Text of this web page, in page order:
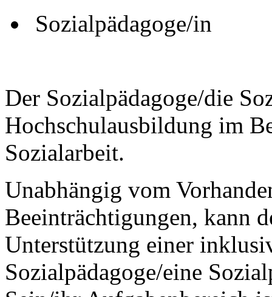
Sozialpädagoge/in
Der Sozialpädagoge/die
Hochschulausbildung im
Sozialarbeit.
Unabhängig vom
Beeinträchtigungen, kann
Unterstützung einer
Sozialpädagoge/eine